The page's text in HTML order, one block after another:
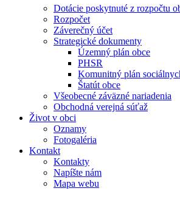
Dotácie poskytnuté z rozpočtu
Rozpočet
Záverečný účet
Strategické dokumenty
Územný plán obce
PHSR
Komunitný plán
Štatút obce
Všeobecné záväzné nariadenia
Obchodná verejná súťaž
Život v obci
Oznamy
Fotogaléria
Kontakt
Kontakty
Napíšte nám
Mapa webu